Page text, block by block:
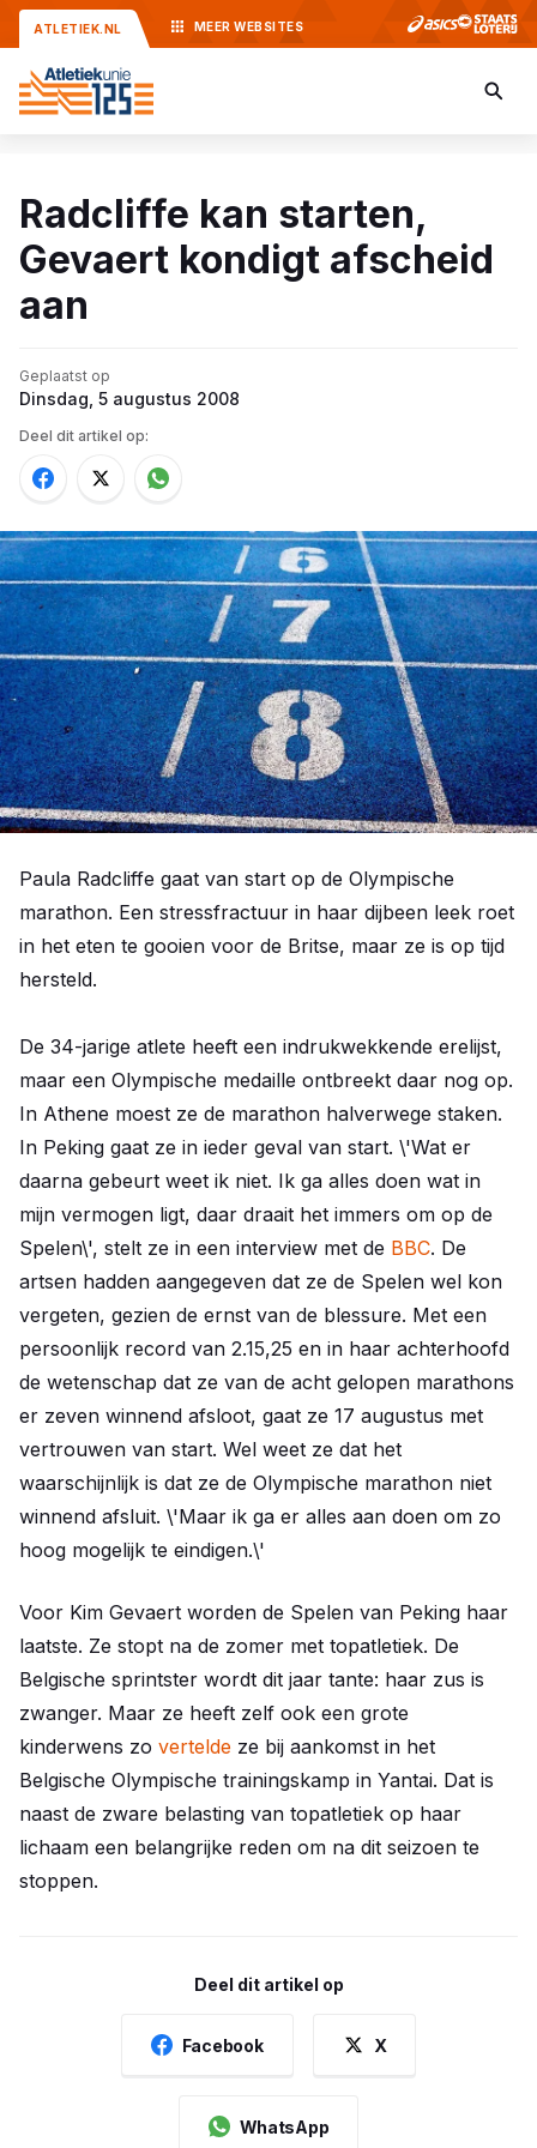
ATLETIEK.NL MEER WEBSITES
Radcliffe kan starten,
Gevaert kondigt afscheid
aan
Geplaatst op
Dinsdag, 5 augustus 2008
Deel dit artikel op:
Paula Radcliffe gaat van start op de Olympische
marathon. Een stressfractuur in haar dijbeen leek roet
in het eten te gooien voor de Britse, maar ze is op tijd
hersteld.
De 34-jarige atlete heeft een indrukwekkende erelijst,
maar een Olympische medaille ontbreekt daar nog op.
In Athene moest ze de marathon halverwege staken.
In Peking gaat ze in ieder geval van start. \'Wat er
daarna gebeurt weet ik niet. Ik ga alles doen wat in
mijn vermogen ligt, daar draait het immers om op de
Spelen\', stelt ze in een interview met de BBC. De
artsen hadden aangegeven dat ze de Spelen wel kon
vergeten, gezien de ernst van de blessure. Met een
persoonlijk record van 2.15,25 en in haar achterhoofd
de wetenschap dat ze van de acht gelopen marathons
er zeven winnend afsloot, gaat ze 17 augustus met
vertrouwen van start. Wel weet ze dat het
waarschijnlijk is dat ze de Olympische marathon niet
winnend afsluit. \'Maar ik ga er alles aan doen om zo
hoog mogelijk te eindigen.\'
Voor Kim Gevaert worden de Spelen van Peking haar
laatste. Ze stopt na de zomer met topatletiek. De
Belgische sprintster wordt dit jaar tante: haar zus is
zwanger. Maar ze heeft zelf ook een grote
kinderwens zo vertelde ze bij aankomst in het
Belgische Olympische trainingskamp in Yantai. Dat is
naast de zware belasting van topatletiek op haar
lichaam een belangrijke reden om na dit seizoen te
stoppen.
Deel dit artikel op
Facebook X
WhatsApp